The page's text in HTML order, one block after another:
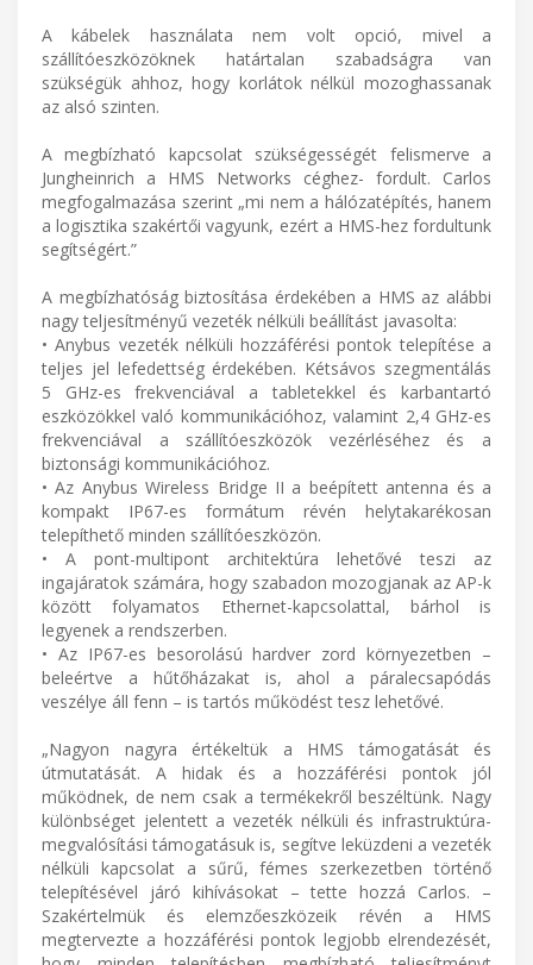
A kábelek használata nem volt opció, mivel a
szállítóeszközöknek határtalan szabadságra van
szükségük ahhoz, hogy korlátok nélkül mozoghassanak
az alsó szinten.
A megbízható kapcsolat szükségességét felismerve a
Jungheinrich a HMS Networks céghez- fordult. Carlos
megfogalmazása szerint „mi nem a hálózatépítés, hanem
a logisztika szakértői vagyunk, ezért a HMS-hez fordultunk
segítségért.”
A megbízhatóság biztosítása érdekében a HMS az alábbi
nagy teljesítményű vezeték nélküli beállítást javasolta:
• Anybus vezeték nélküli hozzáférési pontok telepítése a
teljes jel lefedettség érdekében. Kétsávos szegmentálás
5 GHz-es frekvenciával a tabletekkel és karbantartó
eszközökkel való kommunikációhoz, valamint 2,4 GHz-es
frekvenciával a szállítóeszközök vezérléséhez és a
biztonsági kommunikációhoz.
• Az Anybus Wireless Bridge II a beépített antenna és a
kompakt IP67-es formátum révén helytakarékosan
telepíthető minden szállítóeszközön.
• A pont-multipont architektúra lehetővé teszi az
ingajáratok számára, hogy szabadon mozogjanak az AP-k
között folyamatos Ethernet-kapcsolattal, bárhol is
legyenek a rendszerben.
• Az IP67-es besorolású hardver zord környezetben –
beleértve a hűtőházakat is, ahol a páralecsapódás
veszélye áll fenn – is tartós működést tesz lehetővé.
„Nagyon nagyra értékeltük a HMS támogatását és
útmutatását. A hidak és a hozzáférési pontok jól
működnek, de nem csak a termékekről beszéltünk. Nagy
különbséget jelentett a vezeték nélküli és infrastruktúra-
megvalósítási támogatásuk is, segítve leküzdeni a vezeték
nélküli kapcsolat a sűrű, fémes szerkezetben történő
telepítésével járó kihívásokat – tette hozzá Carlos. –
Szakértelmük és elemzőeszközeik révén a HMS
megtervezte a hozzáférési pontok legjobb elrendezését,